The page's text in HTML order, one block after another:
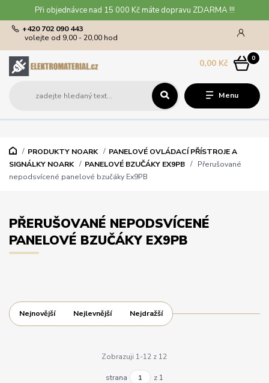
Při objednávce nad 15 000 Kč máte dopravu ZDARMA !!!
Menu
+420 702 090 443
volejte od 9,00 - 20,00 hod
0
0,00 Kč
PRODUKTY NOARK
PANELOVÉ OVLÁDACÍ PŘÍSTROJE A
SIGNÁLKY NOARK
PANELOVÉ BZUČÁKY EX9PB
Přerušované
nepodsvícené panelové bzučáky Ex9PB
PŘERUŠOVANÉ NEPODSVÍCENÉ
PANELOVÉ BZUČÁKY EX9PB
Nejnovější Nejlevnější Nejdražší
Zobrazuji 1-12 z 12
strana z 1